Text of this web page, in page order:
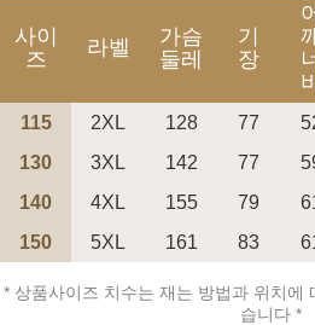
사이
즈
라벨
가슴
둘레
기
장
비
115 2XL 128 77
130
3XL 142 77
140
4XL 155 79
150
5XL 161 83
* 상품사이즈 치수는 재는 방법과 위치에
습니다 *